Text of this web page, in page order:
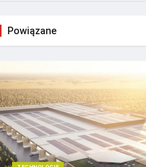
Powiązane